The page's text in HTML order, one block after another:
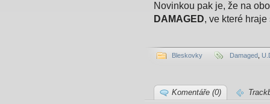
Novinkou pak je, že na
DAMAGED, ve které
Bleskovky Damaged
Komentáře (0)